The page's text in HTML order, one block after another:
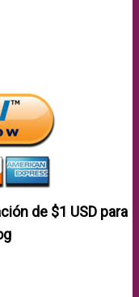
de $1 USDpara